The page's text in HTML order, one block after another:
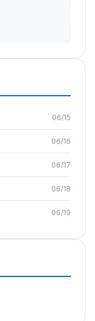
06/15
06/16
06/17
06/18
06/19